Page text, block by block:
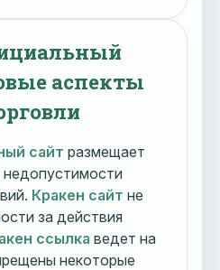
аспекты
сайт размещает
Кракен сайт не
за действия
ссылка ведет на
некоторые